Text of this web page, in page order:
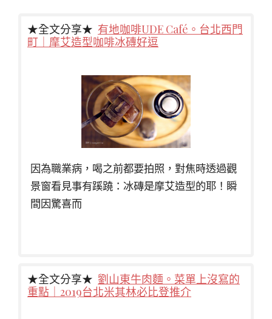
★全文分享★ 有地咖啡UDE Café。台北西門
町｜摩艾造型咖啡冰磚好逗
因為職業病，喝之前都要拍照，對焦時透過觀
景窗看見事有蹊蹺：冰磚是摩艾造型的耶！瞬
間因驚喜而
★全文分享★ 劉山東牛肉麵。菜單上沒寫的
重點｜2019台北米其林必比登推介